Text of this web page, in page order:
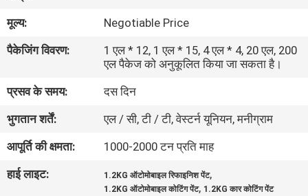
गुणवत्ता
नियंत्रण
संपर्क
करें
मूल्य:
Negotiable Price
पैकेजिंग विवरण:
1 एल * 12, 1 एल * 15, 4 एल * 4, 20 एल, 200
एल पैकेज को अनुकूलित किया जा सकता है।
प्रसव के समय:
दस दिन
भुगतान शर्तें:
एल / सी, टी / टी, वेस्टर्न यूनियन, मनीग्राम
आपूर्ति की क्षमता:
1000-2000 टन प्रति माह
हाई लाइट:
1.2KG ऑटोमोबाइल रिफाइनिश पेंट,
1.2KG ऑटोमोबाइल कोटिंग पेंट, 1.2KG कार कोटिंग पेंट